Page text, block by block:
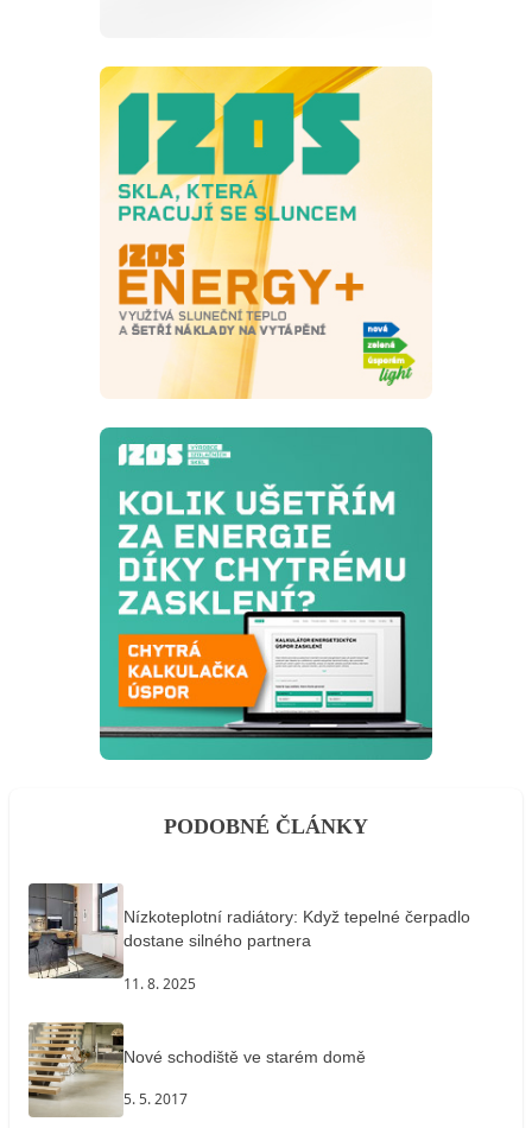
PODOBNÉ ČLÁNKY
Nízkoteplotní radiátory: Když tepelné čerpadlo
dostane silného partnera
11. 8. 2025
Nové schodiště ve starém domě
5. 5. 2017